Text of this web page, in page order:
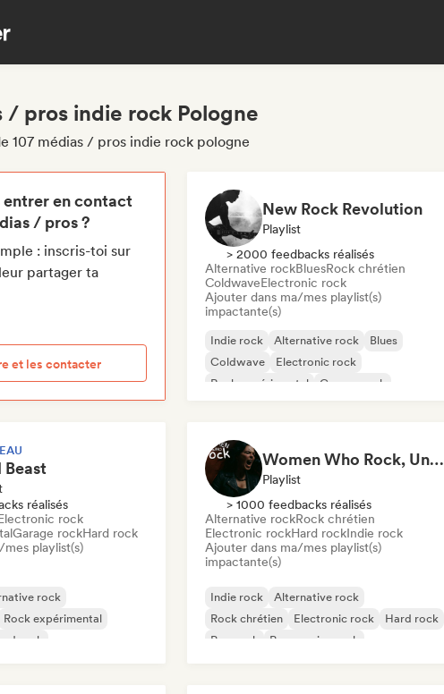
/ pros indie rock Pologne
107 médias / pros indie rock pologne
entrer en contact
/ pros ?
: inscris-toi sur
partager ta
et les contacter
New Rock Revolution
Playlist
> 2000 feedbacks réalisés
Alternative rockBluesRock chrétien
ColdwaveElectronic rock
Ajouter dans ma/mes playlist(s)
impactante(s)
Indie rock Alternative rock
Blues
Coldwave
Electronic rock
Rock expérimental
Garage rock
Beast
réalisés
rock
Garage rockHard rock
playlist(s)
rock
Rock expérimental
rock
Women Who Rock, Unapologetically
Playlist
> 1000 feedbacks réalisés
Alternative rockRock chrétien
Electronic rockHard rockIndie rock
Ajouter dans ma/mes playlist(s)
impactante(s)
Indie rock
Alternative rock
Rock chrétien
Electronic rock
Hard rock
Pop rock
Progressive rock